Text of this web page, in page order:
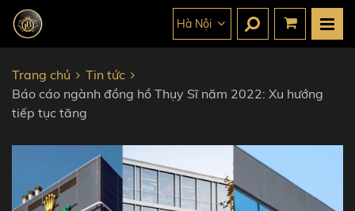
Hà Nội
Trang chủ
Tin tức
Báo cáo ngành đồng hồ Thụy Sĩ năm 2022: Xu hướng
tiếp tục tăng